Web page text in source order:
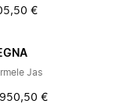
€
Jas
€